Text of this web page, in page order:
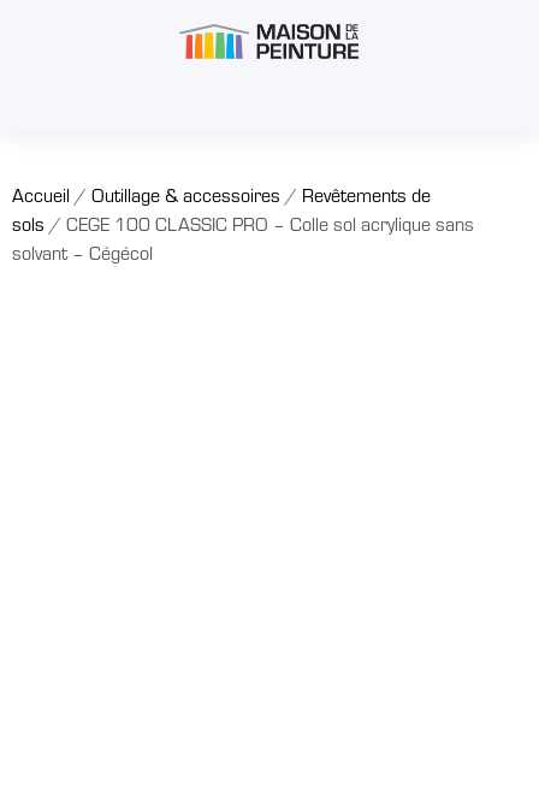
Accueil / Outillage & accessoires / Revêtements de
sols / CEGE 100 CLASSIC PRO – Colle sol acrylique sans
solvant – Cégécol